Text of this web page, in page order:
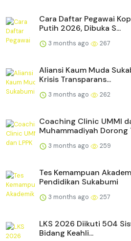
Cara Daftar Pegawai
Putih 2026, Dibuka S...
3 months ago 267
Aliansi Kaum Muda
Krisis Transparans...
3 months ago 262
Coaching Clinic UMMI
Muhammadiyah Dorong
3 months ago 259
Tes Kemampuan
Pendidikan Sukabumi
3 months ago 257
LKS 2026 Diikuti 504
Bidang Keahli...